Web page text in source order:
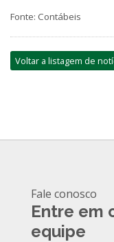
Fonte: Contábeis
Voltar a listagem de
Fale conosco
Entre em
equipe